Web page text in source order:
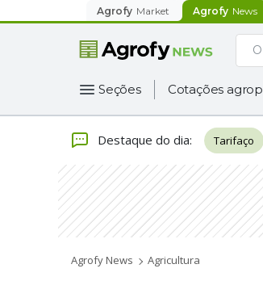
Agrofy Market Agrofy News
Seções Cotações
Destaque do dia: Tarifaço
Agrofy News Agricultura